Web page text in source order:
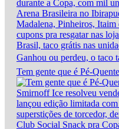
Tem gente que é Pé-